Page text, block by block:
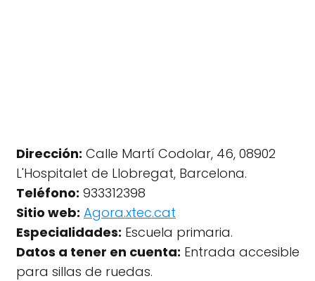
Dirección: Calle Martí Codolar, 46, 08902
L'Hospitalet de Llobregat, Barcelona.
Teléfono: 933312398
Sitio web: Agora.xtec.cat
Especialidades: Escuela primaria.
Datos a tener en cuenta: Entrada accesible
para sillas de ruedas.